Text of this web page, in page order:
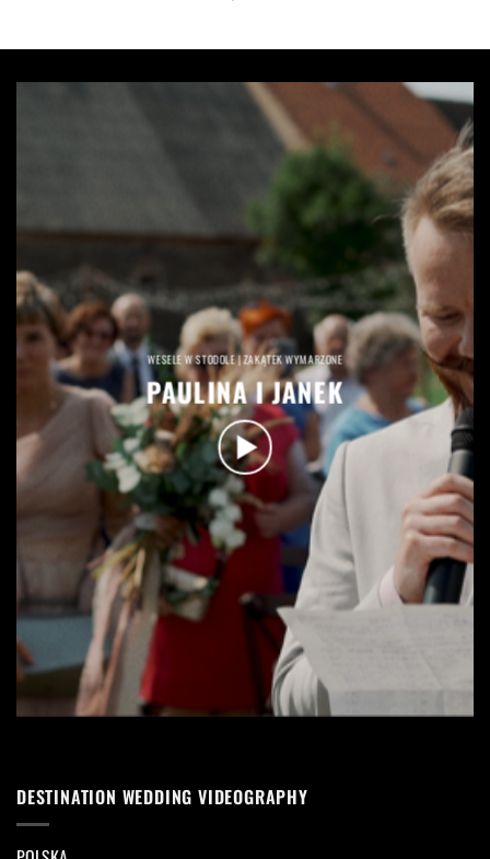
WESELE W STODOLE | ZAKĄTEK WYMARZONE
PAULINA I JANEK
DESTINATION WEDDING VIDEOGRAPHY